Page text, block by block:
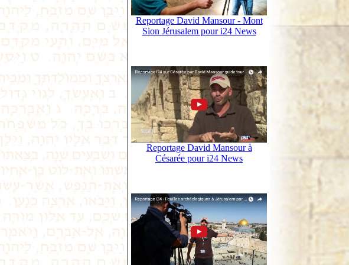
Reportage David Mansour - Mont
Sion Jérusalem pour i24 News
Reportage David Mansour à
Césarée pour i24 News